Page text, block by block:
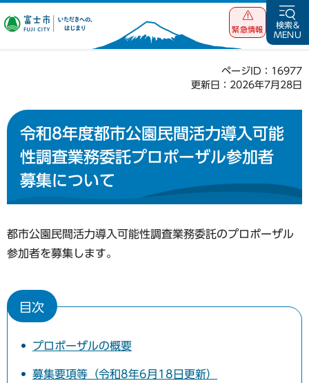
富士市 いただ
緊急情報
検索&
MENU
ページID：16977
更新日：2026年7月28日
令和8年度都市公園民間活力導入可能
性調査業務委託プロポーザル参加者
募集について
都市公園民間活力導入可能性調査業務委託のプロポーザル
参加者を募集します。
目次
プロポーザルの概要
募集要項等（令和8年6月18日更新）